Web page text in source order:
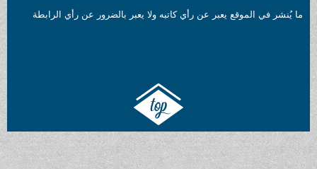
ما يُنشر في الموقع يعبر عن رأي كاتبه ولا يعبر بالضرور عن رأي الرابطة